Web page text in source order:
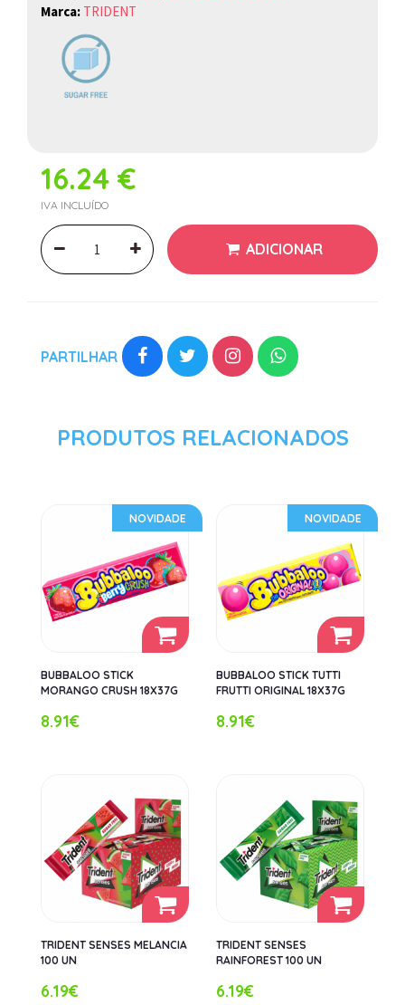
Marca: TRIDENT
16.24 €
IVA INCLUÍDO
ADICIONAR
PARTILHAR
PRODUTOS RELACIONADOS
NOVIDADE
BUBBALOO STICK
MORANGO CRUSH 18X37G
8.91€
NOVIDADE
BUBBALOO STICK TUTTI
FRUTTI ORIGINAL 18X37G
8.91€
TRIDENT SENSES MELANCIA
100 UN
6.19€
TRIDENT SENSES
RAINFOREST 100 UN
6.19€